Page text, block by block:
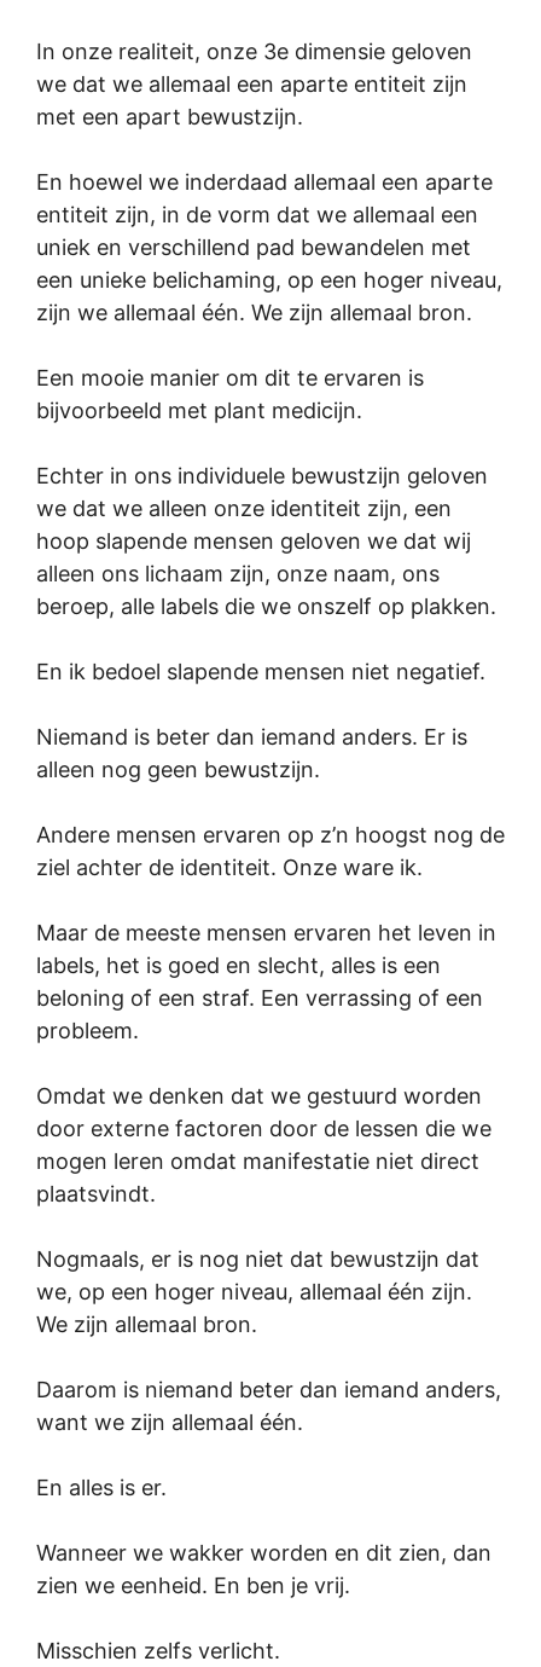
In onze realiteit, onze 3e dimensie geloven
we dat we allemaal een aparte entiteit zijn
met een apart bewustzijn.
En hoewel we inderdaad allemaal een aparte
entiteit zijn, in de vorm dat we allemaal een
uniek en verschillend pad bewandelen met
een unieke belichaming, op een hoger niveau,
zijn we allemaal één. We zijn allemaal bron.
Een mooie manier om dit te ervaren is
bijvoorbeeld met plant medicijn.
Echter in ons individuele bewustzijn geloven
we dat we alleen onze identiteit zijn, een
hoop slapende mensen geloven we dat wij
alleen ons lichaam zijn, onze naam, ons
beroep, alle labels die we onszelf op plakken.
En ik bedoel slapende mensen niet negatief.
Niemand is beter dan iemand anders. Er is
alleen nog geen bewustzijn.
Andere mensen ervaren op z’n hoogst nog de
ziel achter de identiteit. Onze ware ik.
Maar de meeste mensen ervaren het leven in
labels, het is goed en slecht, alles is een
beloning of een straf. Een verrassing of een
probleem.
Omdat we denken dat we gestuurd worden
door externe factoren door de lessen die we
mogen leren omdat manifestatie niet direct
plaatsvindt.
Nogmaals, er is nog niet dat bewustzijn dat
we, op een hoger niveau, allemaal één zijn.
We zijn allemaal bron.
Daarom is niemand beter dan iemand anders,
want we zijn allemaal één.
En alles is er.
Wanneer we wakker worden en dit zien, dan
zien we eenheid. En ben je vrij.
Misschien zelfs verlicht.